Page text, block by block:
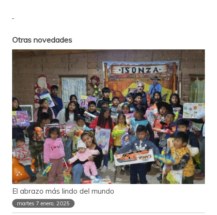
Otras novedades
El abrazo más lindo del mundo
martes 7 enero, 2025